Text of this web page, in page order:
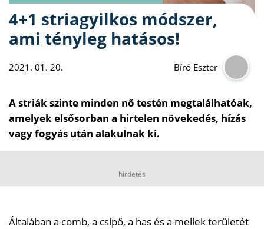
4+1 striagyilkos módszer,
ami tényleg hatásos!
2021. 01. 20. Bíró Eszter
A striák szinte minden nő testén megtalálhatóak,
amelyek elsősorban a hirtelen növekedés, hízás
vagy fogyás után alakulnak ki.
hirdetés
Általában a comb, a csípő, a has és a mellek területét